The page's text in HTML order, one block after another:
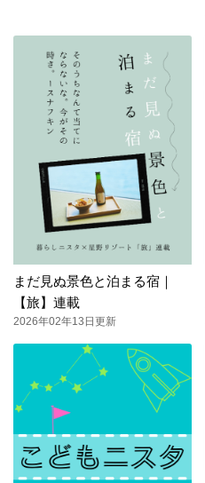
まだ見ぬ景色と泊まる宿｜
【旅】連載
2026年02年13日更新